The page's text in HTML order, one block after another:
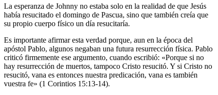
La esperanza de Johnny no estaba solo en la realidad de que Jesús
había resucitado el domingo de Pascua, sino que también creía que
su propio cuerpo físico un día resucitaría.
Es importante afirmar esta verdad porque, aun en la época del
apóstol Pablo, algunos negaban una futura resurrección física. Pablo
criticó firmemente ese argumento, cuando escribió: «Porque si no
hay resurrección de muertos, tampoco Cristo resucitó. Y si Cristo no
resucitó, vana es entonces nuestra predicación, vana es también
vuestra fe» (1 Corintios 15:13-14).